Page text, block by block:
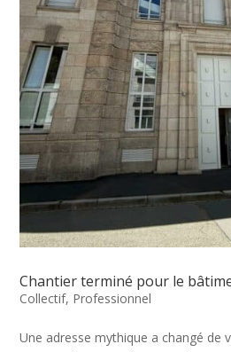
Chantier terminé pour le
Collectif, Professionnel
Une adresse mythique a changé de